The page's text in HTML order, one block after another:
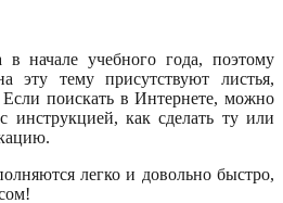
начале учебного года, поэтому
эту тему присутствуют листья,
поискать в Интернете, можно
инструкцией, как сделать ту или
легко и довольно быстро,